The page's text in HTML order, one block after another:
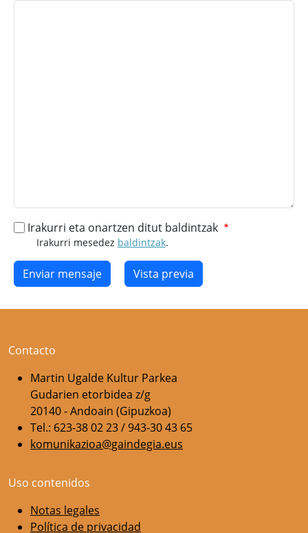
Irakurri eta onartzen ditut baldintzak
Irakurri mesedez baldintzak.
Contacto
Martin Ugalde Kultur Parkea
Gudarien etorbidea z/g
20140 - Andoain (Gipuzkoa)
Tel.: 623-38 02 23 / 943-30 43 65
komunikazioa@gaindegia.eus
Uso contenidos
Notas legales
Política de privacidad